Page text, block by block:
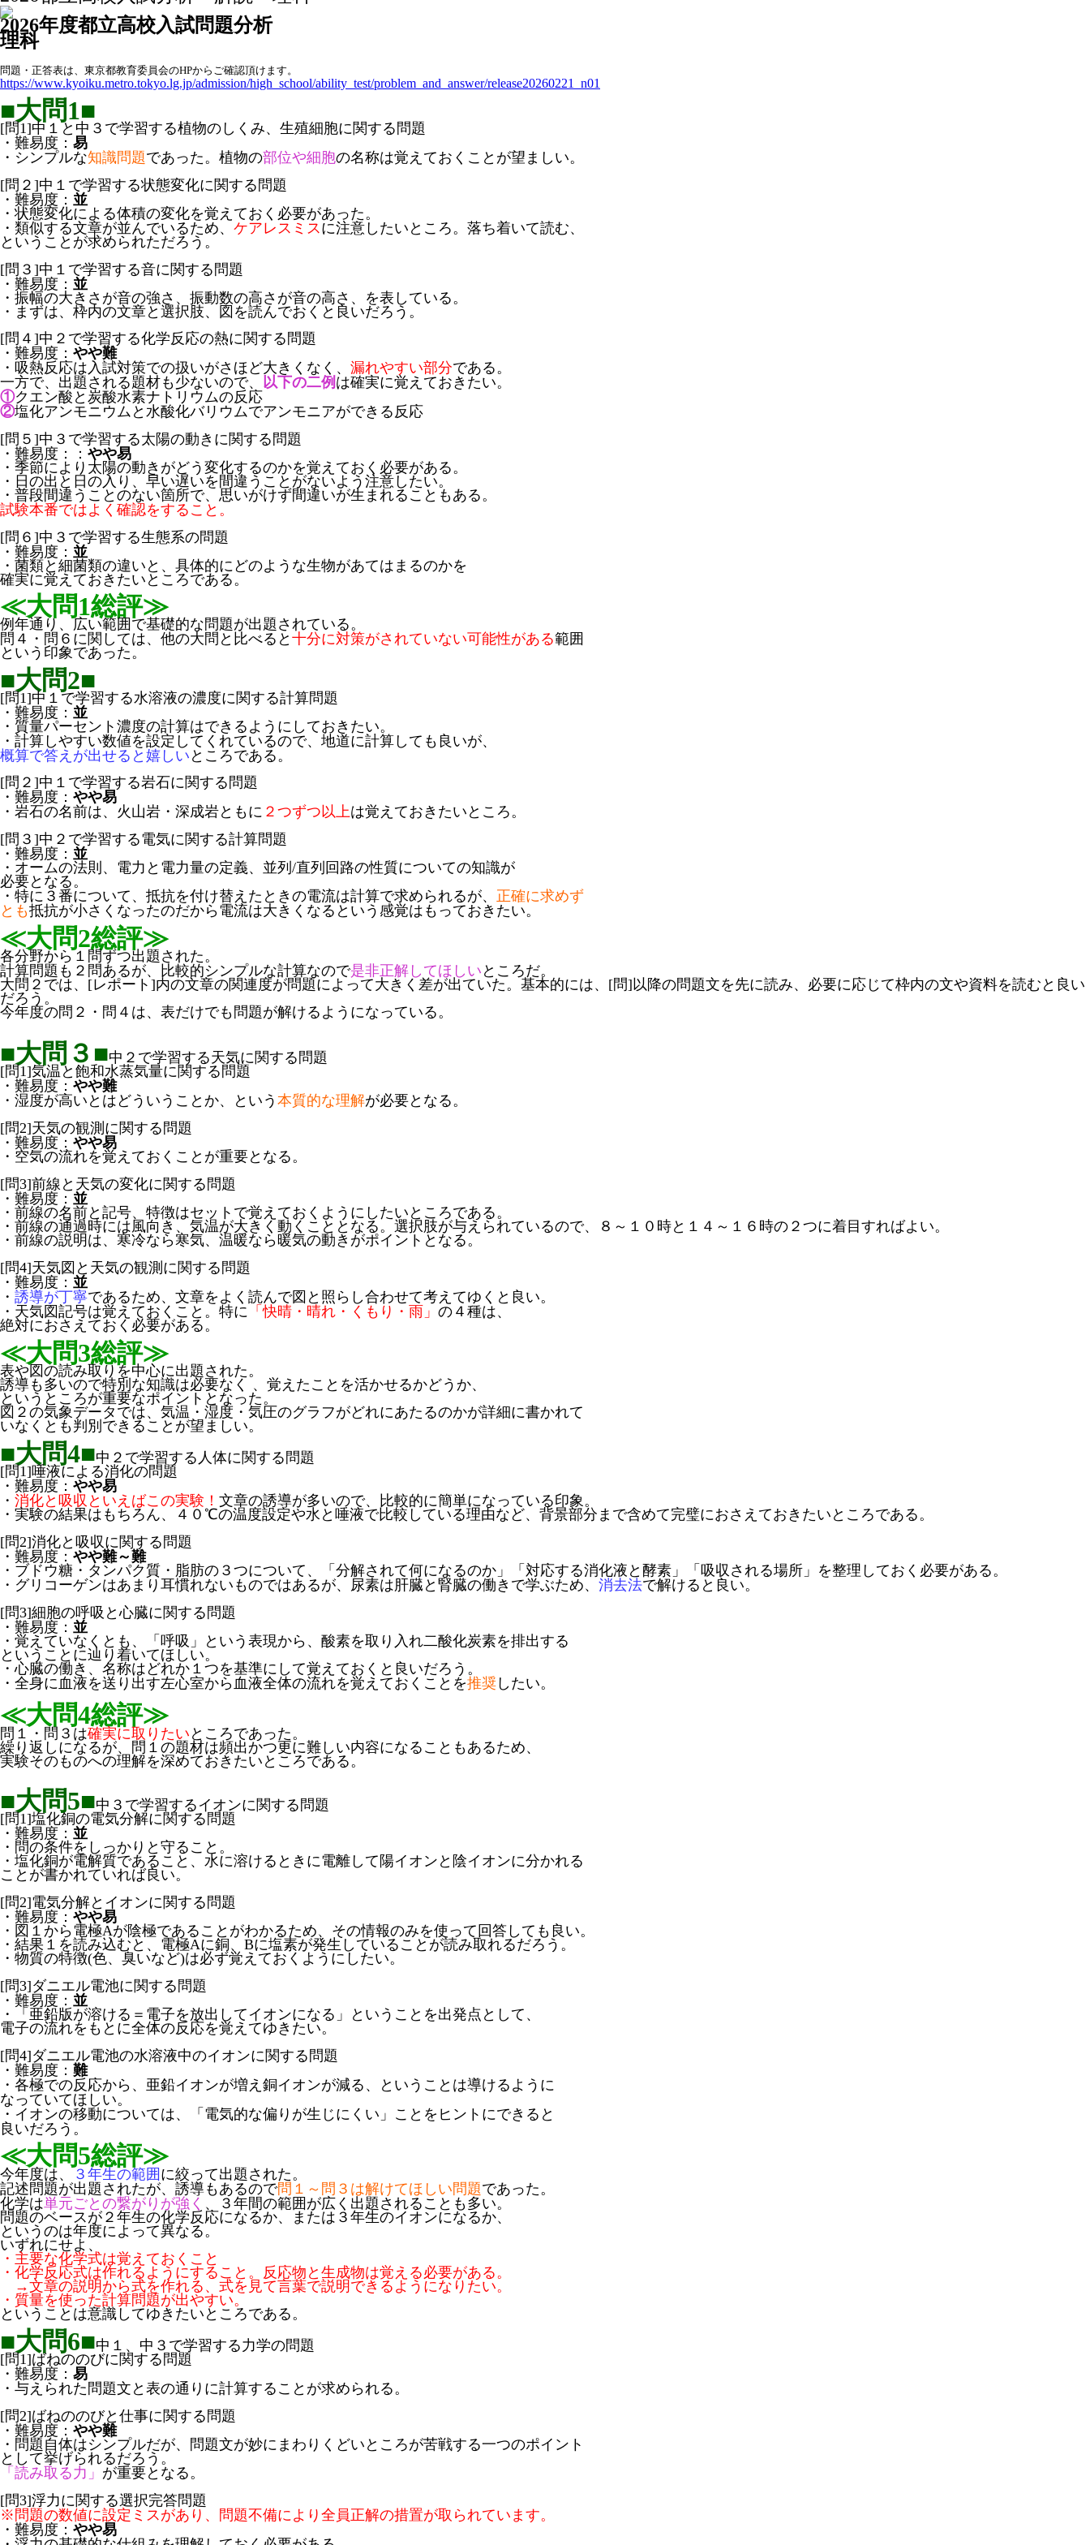
2026年度都立高校入試問題分析
理科
問題・正答表は、東京都教育委員会のHPからご確認頂けます。
https://www.kyoiku.metro.tokyo.lg.jp/admission/high_school/ability_test/problem_and_answer/release20260221_n01
■大問1■
[問1]中１と中３で学習する植物のしくみ、生殖細胞に関する問題
・難易度： 易
・シンプルな知識問題であった。植物の部位や細胞の名称は覚えておくことが望ましい。
[問２]中１で学習する状態変化に関する問題
・難易度： 並
・状態変化による体積の変化を覚えておく必要があった。
・類似する文章が並んでいるため、 ケアレスミスに注意したいところ。落ち着いて読む、
ということが求められただろう。
[問３]中１で学習する音に関する問題
・難易度： 並
・振幅の大きさが音の強さ、振動数の高さが音の高さ、を表している。
・まずは、枠内の文章と選択肢、図を読んでおくと良いだろう。
[問４]中２で学習する化学反応の熱に関する問題
・難易度： やや難
・吸熱反応は入試対策での扱いがさほど大きくなく、 漏れやすい部分である。
一方で、出題される題材も少ないので、 以下の二例 は確実に覚えておきたい。
①クエン酸と炭酸水素ナトリウムの反応
②塩化アンモニウムと水酸化バリウムでアンモニアができる反応
[問５]中３で学習する太陽の動きに関する問題
・難易度：： やや易
・季節により太陽の動きがどう変化するのかを覚えておく必要がある。
・日の出と日の入り、早い遅いを間違うことがないよう注意したい。
・普段間違うことのない箇所で、思いがけず間違いが生まれることもある。
試験本番ではよく確認をすること。
[問６]中３で学習する生態系の問題
・難易度： 並
・菌類と細菌類の違いと、具体的にどのような生物があてはまるのかを
確実に覚えておきたいところである。
≪大問1総評≫
例年通り、広い範囲で基礎的な問題が出題されている。
問４・問６に関しては、他の大問と比べると 十分に対策がされていない可能性がある範囲
という印象であった。
■大問2■
[問1]中１で学習する水溶液の濃度に関する計算問題
・難易度： 並
・質量パーセント濃度の計算はできるようにしておきたい。
・計算しやすい数値を設定してくれているので、地道に計算しても良いが、
概算で答えが出せると嬉しい ところである。
[問２]中１で学習する岩石に関する問題
・難易度： やや易
・岩石の名前は、火山岩・深成岩ともに ２つずつ以上は覚えておきたいところ。
[問３]中２で学習する電気に関する計算問題
・難易度： 並
・オームの法則、電力と電力量の定義、並列/直列回路の性質についての知識が
必要となる。
・特に３番について、抵抗を付け替えたときの電流は計算で求められるが、 正確に求めず
とも抵抗が小さくなったのだから電流は大きくなるという感覚はもっておきたい。
≪大問2総評≫
各分野から１問ずつ出題された。
計算問題も２問あるが、比較的シンプルな計算なので是非正解してほしい ところだ。
大問２では、[レポート]内の文章の関連度が問題によって大きく差が出ていた。基本的には、[問]以降の問題文を先に読み、必要に応じて枠内の文や資料を読むと良い
だろう。
今年度の問２・問４は、表だけでも問題が解けるようになっている。
■大問３■中２で学習する天気に関する問題
[問1]気温と飽和水蒸気量に関する問題
・難易度： やや難
・湿度が高いとはどういうことか、という 本質的な理解が必要となる。
[問2]天気の観測に関する問題
・難易度： やや易
・空気の流れを覚えておくことが重要となる。
[問3]前線と天気の変化に関する問題
・難易度： 並
・前線の名前と記号、特徴はセットで覚えておくようにしたいところである。
・前線の通過時には風向き、気温が大きく動くこととなる。選択肢が与えられているので、８～１０時と１４～１６時の２つに着目すればよい。
・前線の説明は、寒冷なら寒気、温暖なら暖気の動きがポイントとなる。
[問4]天気図と天気の観測に関する問題
・難易度： 並
・ 誘導が丁寧であるため、文章をよく読んで図と照らし合わせて考えてゆくと良い。
・天気図記号は覚えておくこと。特に 「快晴・晴れ・くもり・雨」 の４種は、
絶対におさえておく必要がある。
≪大問3総評≫
表や図の読み取りを中心に出題された。
誘導も多いので特別な知識は必要なく 、覚えたことを活かせるかどうか、
というところが重要なポイントとなった。
図２の気象データでは、気温・湿度・気圧のグラフがどれにあたるのかが詳細に書かれて
いなくとも判別できることが望ましい。
■大問4■中２で学習する人体に関する問題
[問1]唾液による消化の問題
・難易度： やや易
・ 消化と吸収といえばこの実験！ 文章の誘導が多いので、比較的に簡単になっている印象。
・実験の結果はもちろん、４０℃の温度設定や水と唾液で比較している理由など、背景部分まで含めて完璧におさえておきたいところである。
[問2]消化と吸収に関する問題
・難易度： やや難～難
・ブドウ糖・タンパク質・脂肪の３つについて、「分解されて何になるのか」「対応する消化液と酵素」「吸収される場所」を整理しておく必要がある。
・グリコーゲンはあまり耳慣れないものではあるが、尿素は肝臓と腎臓の働きで学ぶため、 消去法で解けると良い。
[問3]細胞の呼吸と心臓に関する問題
・難易度： 並
・覚えていなくとも、「呼吸」という表現から、酸素を取り入れ二酸化炭素を排出する
ということに辿り着いてほしい。
・心臓の働き、名称はどれか１つを基準にして覚えておくと良いだろう。
・全身に血液を送り出す左心室から血液全体の流れを覚えておくことを推奨 したい。
≪大問4総評≫
問１・問３は確実に取りたい ところであった。
繰り返しになるが、問１の題材は頻出かつ更に難しい内容になることもあるため、
実験そのものへの理解を深めておきたいところである。
■大問5■中３で学習するイオンに関する問題
[問1]塩化銅の電気分解に関する問題
・難易度： 並
・問の条件をしっかりと守ること。
・塩化銅が電解質であること、水に溶けるときに電離して陽イオンと陰イオンに分かれる
ことが書かれていれば良い。
[問2]電気分解とイオンに関する問題
・難易度： やや易
・図１から電極Aが陰極であることがわかるため、その情報のみを使って回答しても良い。
・結果１を読み込むと、電極Aに銅、Bに塩素が発生していることが読み取れるだろう。
・物質の特徴(色、臭いなど)は必ず覚えておくようにしたい。
[問3]ダニエル電池に関する問題
・難易度： 並
・「亜鉛版が溶ける＝電子を放出してイオンになる」ということを出発点として、
電子の流れをもとに全体の反応を覚えてゆきたい。
[問4]ダニエル電池の水溶液中のイオンに関する問題
・難易度： 難
・各極での反応から、亜鉛イオンが増え銅イオンが減る、ということは導けるように
なっていてほしい。
・イオンの移動については、「電気的な偏りが生じにくい」ことをヒントにできると
良いだろう。
≪大問5総評≫
今年度は、 ３年生の範囲 に絞って出題された。
記述問題が出題されたが、誘導もあるので問１～問３は解けてほしい問題であった。
化学は単元ごとの繋がりが強く 、３年間の範囲が広く出題されることも多い。
問題のベースが２年生の化学反応になるか、または３年生のイオンになるか、
というのは年度によって異なる。
いずれにせよ、
・主要な化学式は覚えておくこと
・化学反応式は作れるようにすること。反応物と生成物は覚える必要がある。
→文章の説明から式を作れる、式を見て言葉で説明できるようになりたい。
・質量を使った計算問題が出やすい。
ということは意識してゆきたいところである。
■大問6■中１、中３で学習する力学の問題
[問1]ばねののびに関する問題
・難易度： 易
・与えられた問題文と表の通りに計算することが求められる。
[問2]ばねののびと仕事に関する問題
・難易度： やや難
・問題自体はシンプルだが、問題文が妙にまわりくどいところが苦戦する一つのポイント
として挙げられるだろう。
「読み取る力」 が重要となる。
[問3]浮力に関する選択完答問題
※問題の数値に設定ミスがあり、問題不備により全員正解の措置が取られています。
・難易度： やや易